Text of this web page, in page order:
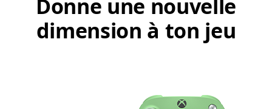
Donne une nouvelle
dimension à ton jeu